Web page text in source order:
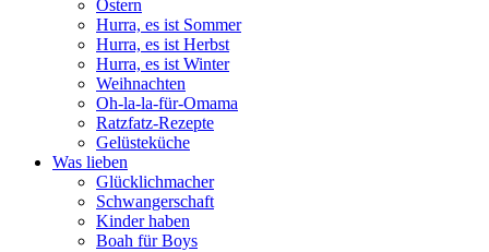
Ostern
Hurra, es ist Sommer
Hurra, es ist Herbst
Hurra, es ist Winter
Weihnachten
Oh-la-la-für-Omama
Ratzfatz-Rezepte
Gelüsteküche
Was lieben
Glücklichmacher
Schwangerschaft
Kinder haben
Boah für Boys